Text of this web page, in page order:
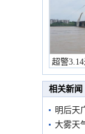
超警
相关新闻
明后天
大雾天